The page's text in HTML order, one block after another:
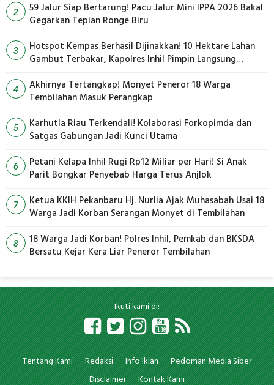
2
59 Jalur Siap Bertarung! Pacu Jalur Mini IPPA 2026 Bakal
Gegarkan Tepian Ronge Biru
3
Hotspot Kempas Berhasil Dijinakkan! 10 Hektare Lahan
Gambut Terbakar, Kapolres Inhil Pimpin Langsung
4
Akhirnya Tertangkap! Monyet Peneror 18 Warga
Tembilahan Masuk Perangkap
5
Karhutla Riau Terkendali! Kolaborasi Forkopimda dan
Satgas Gabungan Jadi Kunci Utama
6
Petani Kelapa Inhil Rugi Rp12 Miliar per Hari! Si Anak
Parit Bongkar Penyebab Harga Terus Anjlok
7
Ketua KKIH Pekanbaru Hj. Nurlia Ajak Muhasabah Usai 18
Warga Jadi Korban Serangan Monyet di Tembilahan
8
18 Warga Jadi Korban! Polres Inhil, Pemkab dan BKSDA
Bersatu Kejar Kera Liar Peneror Tembilahan
Ikuti kami di:
Tentang Kami Redaksi Info Iklan
Pedoman Media Siber
Disclaimer
Kontak Kami